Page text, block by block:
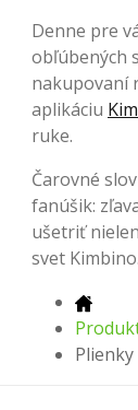
Denne pre
obľúbených
nakupovaní
aplikáciu
ruke.
Čarovné
fanúšik:
ušetriť
svet Kimbino.